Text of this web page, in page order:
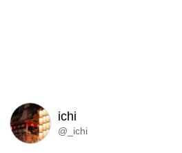
ichi
@_ichi